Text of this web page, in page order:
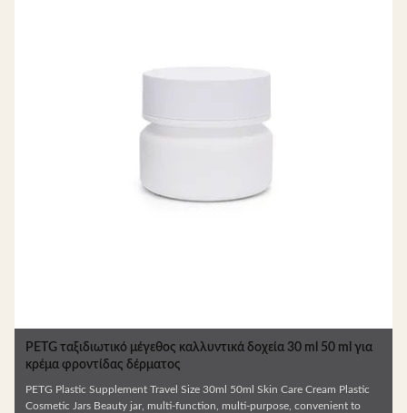
PETG ταξιδιωτικό μέγεθος καλλυντικά δοχεία 30 ml 50 ml για
κρέμα φροντίδας δέρματος
PETG Plastic Supplement Travel Size 30ml 50ml Skin Care Cream Plastic
Cosmetic Jars Beauty jar, multi-function, multi-purpose, convenient to